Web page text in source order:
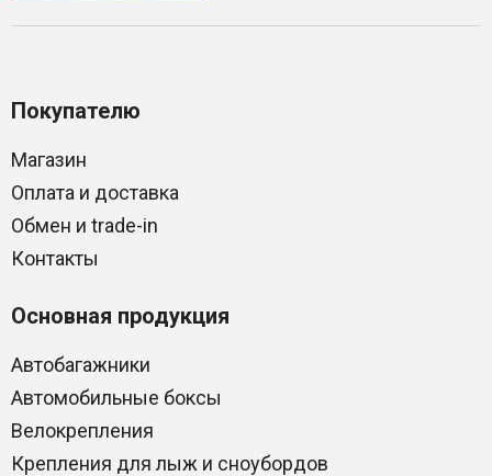
Покупателю
Магазин
Оплата и доставка
Обмен и trade-in
Контакты
Основная продукция
Автобагажники
Автомобильные боксы
Велокрепления
Крепления для лыж и сноубордов